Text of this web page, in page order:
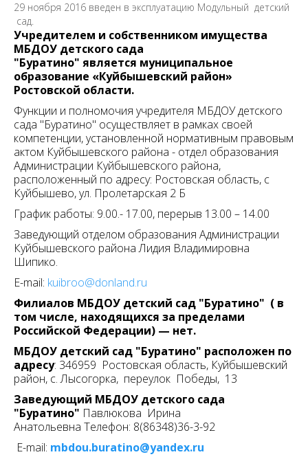
29 ноября 2016 введен в эксплуатацию Модульный детский
сад.
Учредителем и собственником имущества
МБДОУ детского сада
"Буратино" является муниципальное
образование «Куйбышевский район»
Ростовской области.
Функции и полномочия учредителя МБДОУ детского
сада "Буратино" осуществляет в рамках своей
компетенции, установленной нормативным правовым
актом Куйбышевского района - отдел образования
Администрации Куйбышевского района,
расположенный по адресу: Ростовская область, с
Куйбышево, ул. Пролетарская 2 Б
График работы: 9.00.- 17.00, перерыв 13.00 – 14.00
Заведующий отделом образования Администрации
Куйбышевского района Лидия Владимировна
Шипико.
E-mail: kuibroo@donland.ru
Филиалов МБДОУ детский сад "Буратино" ( в
том числе, находящихся за пределами
Российской Федерации) — нет.
МБДОУ детский сад "Буратино" расположен по
адресу: 346959 Ростовская область, Куйбышевский
район, с. Лысогорка, переулок Победы, 13
Заведующий МБДОУ детского сада
"Буратино" Павлюкова Ирина
Анатольевна Телефон: 8(86348)36-3-92
E-mail: mbdou.buratino@yandex.ru